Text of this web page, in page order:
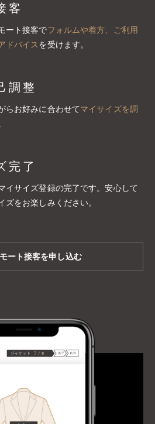
客
ート接客でフォルムや着方、ご利用
ドバイスを受けます。
調整
らお好みに合わせてマイサイズを調
完了
イサイズ登録の完了です。安心して
ズをお楽しみください。
ート接客を申し込む